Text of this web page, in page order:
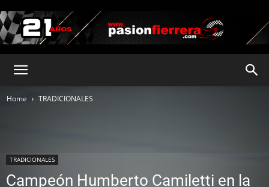
Home TRADICIONALES
TRADICIONALES
Campeón Humberto Camiletti en la